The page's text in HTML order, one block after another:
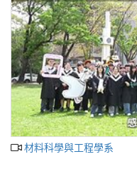
材料科學與工程學系